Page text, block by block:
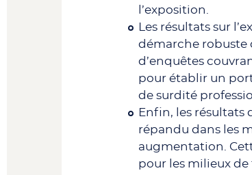
l’exposition.
Les résultats sur
démarche robuste
d’enquêtes
pour établir un
de surdité
Enfin, les
répandu dans les
augmentation.
pour les milieux de